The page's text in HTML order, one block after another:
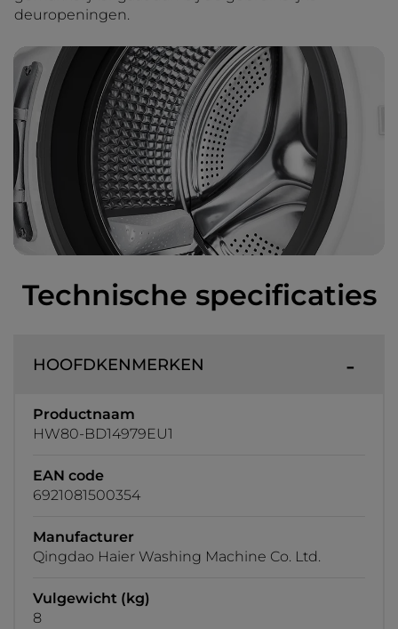
deuropeningen.
Technische specificaties
HOOFDKENMERKEN
Productnaam
HW80-BD14979EU1
EAN code
6921081500354
Manufacturer
Qingdao Haier Washing Machine Co. Ltd.
Vulgewicht (kg)
8